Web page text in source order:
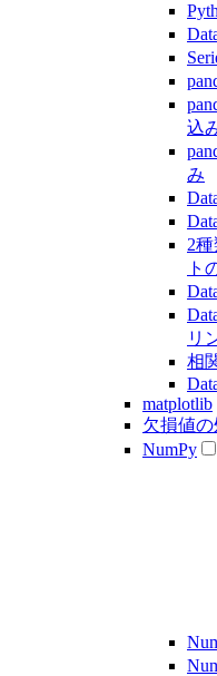
込
み
2
ト
リ
相
matplotlib
欠損値の
NumPy